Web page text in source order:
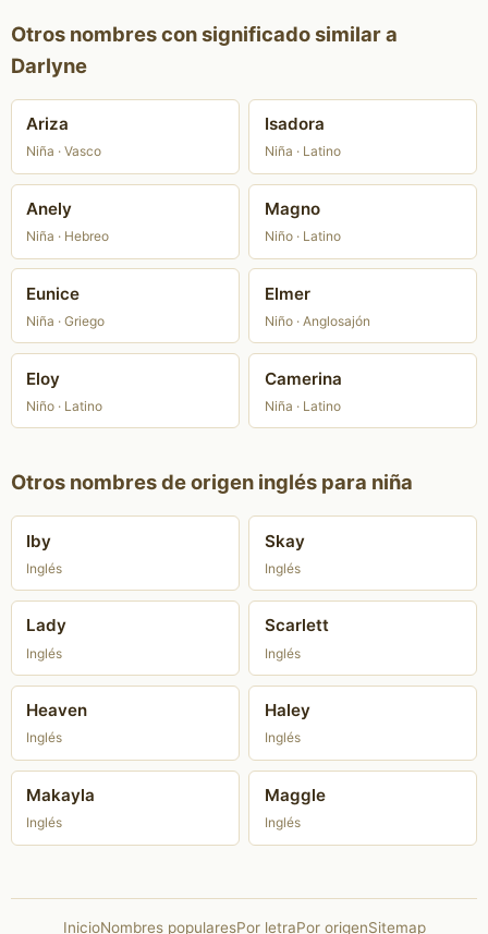
Otros nombres con significado similar a
Darlyne
Ariza
Niña · Vasco
Isadora
Niña · Latino
Anely
Niña · Hebreo
Magno
Niño · Latino
Eunice
Niña · Griego
Elmer
Niño · Anglosajón
Eloy
Niño · Latino
Camerina
Niña · Latino
Otros nombres de origen inglés para niña
Iby
Inglés
Skay
Inglés
Lady
Inglés
Scarlett
Inglés
Heaven
Inglés
Haley
Inglés
Makayla
Inglés
Maggle
Inglés
InicioNombres popularesPor letraPor origenSitemap